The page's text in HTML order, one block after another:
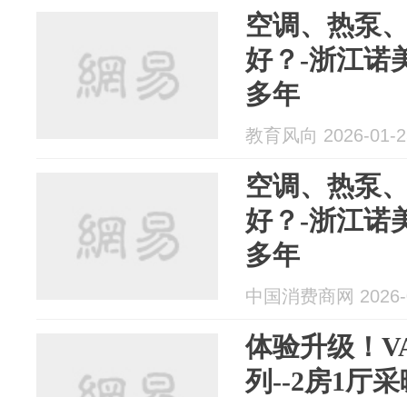
空调、热泵
好？-浙江诺
多年
教育风向 2026-01-
空调、热泵
好？-浙江诺
多年
中国消费商网
体验升级！
列--2房1厅